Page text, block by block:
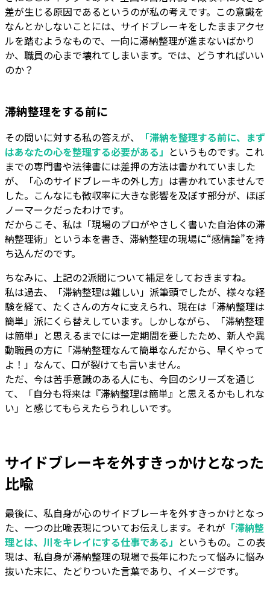
差が生じる原因であるというのが私の考えです。この意識を
なんとかしないことには、サイドブレーキをしたままアクセ
ルを踏むようなもので、一向に滞納整理が進まないばかり
か、職員の心まで壊れてしまいます。では、どうすればいい
のか？
滞納整理をする前に
その問いに対する私の答えが、
「滞納を整理する前に、まず
はあなたの心を整理する必要がある」 というものです。これ
までの専門書や法律書には差押の方法は書かれていました
が、「心のサイドブレーキの外し方」は書かれていませんで
した。こんなにも徴収率に大きな影響を及ぼす部分が、ほぼ
ノーマークだったわけです。
だからこそ、私は「現場のプロがやさしく書いた自治体の滞
納整理術」という本を書き、滞納整理の現場に“感情論”を持
ち込んだのです。
ちなみに、上記の2派閥について補足をしておきますね。
私は過去、「滞納整理は難しい」派筆頭でしたが、様々な経
験を経て、たくさんの方々に支えられ、現在は「滞納整理は
簡単」派にくら替えしています。しかしながら、「滞納整理
は簡単」と思えるまでには一定期間を要したため、新人や異
動職員の方に「滞納整理なんて簡単なんだから、早くやって
よ！」なんて、口が裂けても言いません。
ただ、今は苦手意識のある人にも、今回のシリーズを通じ
て、「自分も将来は『滞納整理は簡単』と思えるかもしれな
い」と感じてもらえたらうれしいです。
サイドブレーキを外すきっかけとなった
比喩
最後に、私自身が心のサイドブレーキを外すきっかけとなっ
た、一つの比喩表現についてお伝えします。それが 「滞納整
理とは、川をキレイにする仕事である」 というもの。この表
現は、私自身が滞納整理の現場で長年にわたって悩みに悩み
抜いた末に、たどりついた言葉であり、イメージです。